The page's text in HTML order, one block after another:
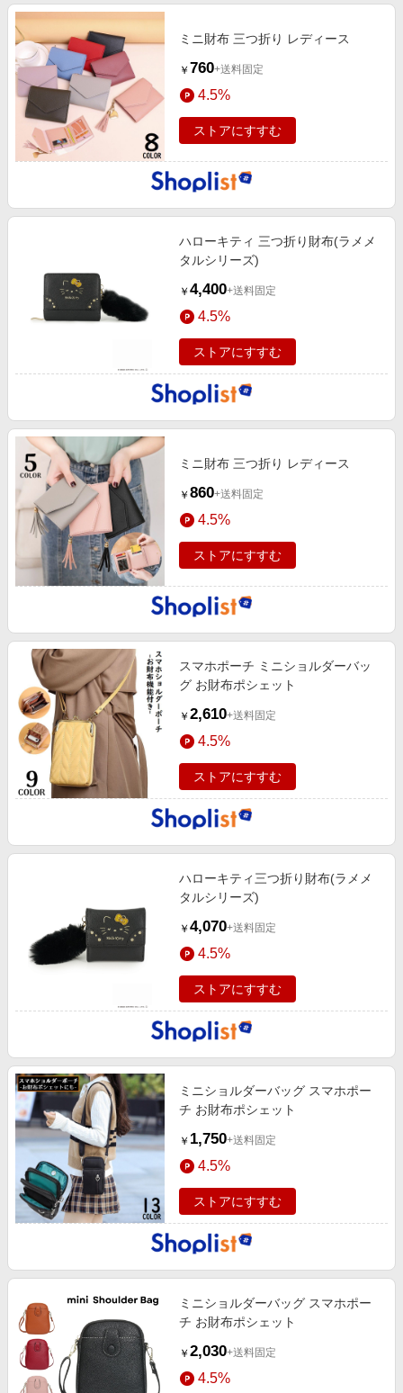
ミニ財布 三つ折り レディース
￥ 760+送料固定
4.5%
ストアにすすむ
ハローキティ 三つ折り財布(ラメメ
タルシリーズ)
￥ 4,400+送料固定
4.5%
ストアにすすむ
ミニ財布 三つ折り レディース
￥ 860+送料固定
4.5%
ストアにすすむ
スマホポーチ ミニショルダーバッ
グ お財布ポシェット
￥ 2,610+送料固定
4.5%
ストアにすすむ
ハローキティ三つ折り財布(ラメメ
タルシリーズ)
￥ 4,070+送料固定
4.5%
ストアにすすむ
ミニショルダーバッグ スマホポー
チ お財布ポシェット
￥ 1,750+送料固定
4.5%
ストアにすすむ
ミニショルダーバッグ スマホポー
チ お財布ポシェット
￥ 2,030+送料固定
4.5%